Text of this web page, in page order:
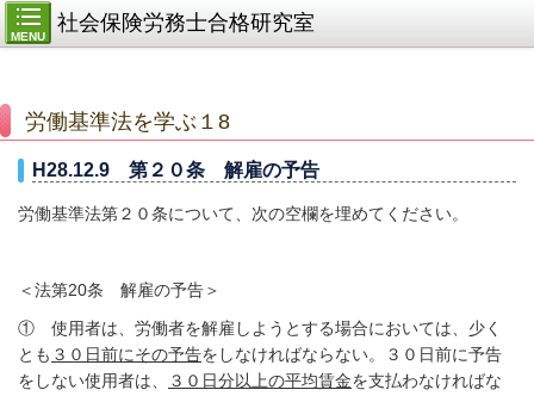
MENU
社会保険労務士合格研究室
労働基準法を学ぶ１8
H28.12.9 第２０条 解雇の予告
労働基準法第２０条について、次の空欄を埋めてください。
＜法第20条 解雇の予告＞
① 使用者は、労働者を解雇しようとする場合においては、少く
とも ３０日前にその予告をしなければならない。３０日前に予告
をしない使用者は、
３０日分以上の平均賃金を支払わなければな